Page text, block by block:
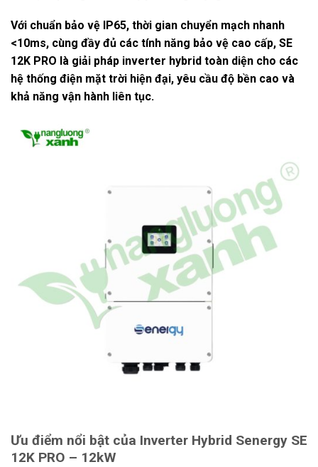
Với chuẩn bảo vệ IP65, thời gian chuyển mạch nhanh
<10ms, cùng đầy đủ các tính năng bảo vệ cao cấp, SE
12K PRO là giải pháp inverter hybrid toàn diện cho các
hệ thống điện mặt trời hiện đại, yêu cầu độ bền cao và
khả năng vận hành liên tục.
Ưu điểm nổi bật của Inverter Hybrid Senergy SE
12K PRO – 12kW